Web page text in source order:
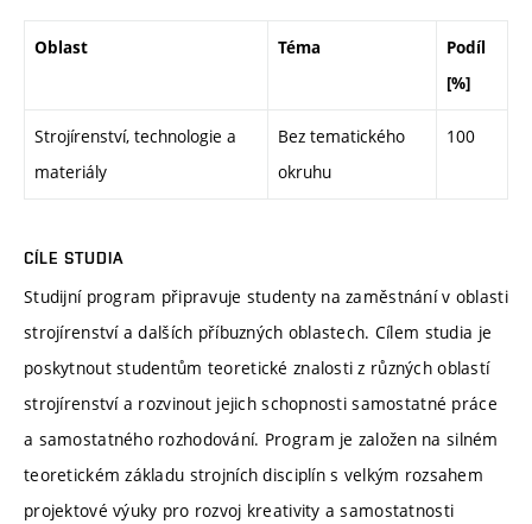
Oblast Téma
Podíl
[%]
Strojírenství, technologie a
materiály
Bez tematického
okruhu
100
CÍLE STUDIA
Studijní program připravuje studenty na zaměstnání v oblasti
strojírenství a dalších příbuzných oblastech. Cílem studia je
poskytnout studentům teoretické znalosti z různých oblastí
strojírenství a rozvinout jejich schopnosti samostatné práce
a samostatného rozhodování. Program je založen na silném
teoretickém základu strojních disciplín s velkým rozsahem
projektové výuky pro rozvoj kreativity a samostatnosti